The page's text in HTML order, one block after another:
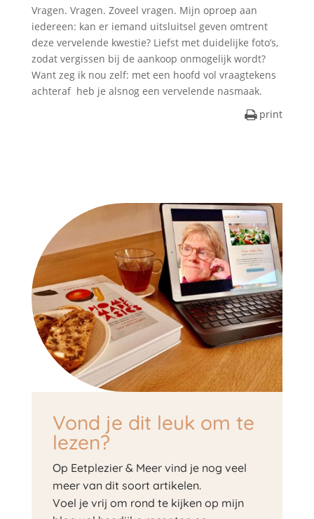
Vragen. Vragen. Zoveel vragen. Mijn oproep aan
iedereen: kan er iemand uitsluitsel geven omtrent
deze vervelende kwestie? Liefst met duidelijke foto’s,
zodat vergissen bij de aankoop onmogelijk wordt?
Want zeg ik nou zelf: met een hoofd vol vraagtekens
achteraf heb je alsnog een vervelende nasmaak.
print
Vond je dit leuk om te
lezen?
Op Eetplezier & Meer vind je nog veel
meer van dit soort artikelen.
Voel je vrij om rond te kijken op mijn